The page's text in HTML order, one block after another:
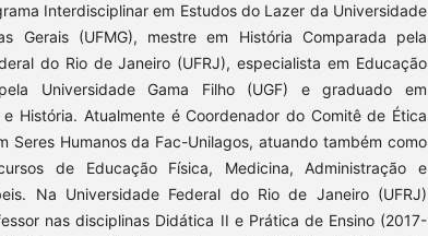
Interdisciplinar em Estudos do Lazer da Universidade
Gerais (UFMG), mestre em História Comparada pela
do Rio de Janeiro (UFRJ), especialista em Educação
Universidade Gama Filho (UGF) e graduado em
e História. Atualmente é Coordenador do Comitê de Ética
Seres Humanos da Fac-Unilagos, atuando também como
de Educação Física, Medicina, Administração e
Na Universidade Federal do Rio de Janeiro (UFRJ)
nas disciplinas Didática II e Prática de Ensino (2017-